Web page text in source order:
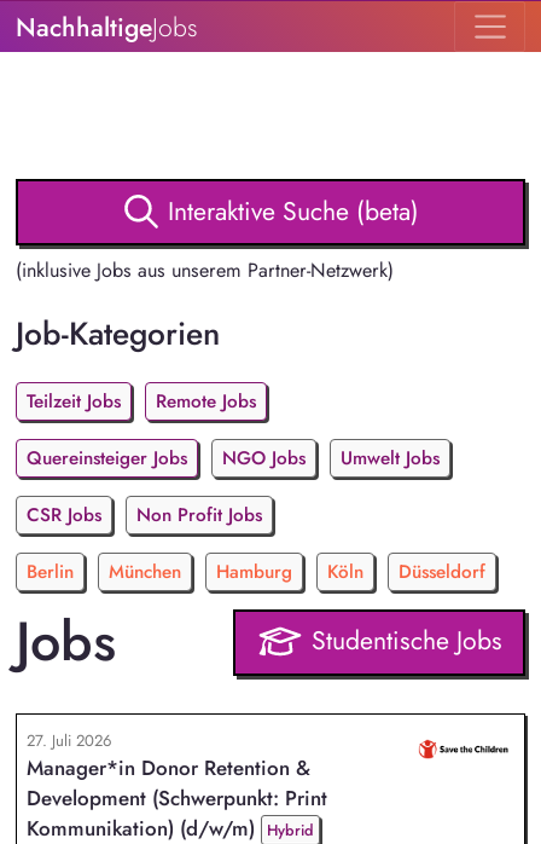
NachhaltigeJobs
Studentische Jobs
Jobs
27. Juli 2026
Manager*in Donor Retention &
Development (Schwerpunkt: Print
Kommunikation) (d/w/m)
Hybrid
Interaktive Suche (beta)
(inklusive Jobs aus unserem Partner-Netzwerk)
Job-Kategorien
Teilzeit Jobs Remote Jobs
Quereinsteiger Jobs NGO Jobs Umwelt Jobs
CSR Jobs Non Profit Jobs
Berlin München Hamburg Köln Düsseldorf